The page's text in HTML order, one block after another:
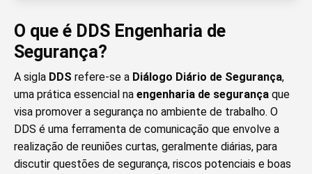
O que é DDS Engenharia de
Segurança?
A sigla DDS refere-se a Diálogo Diário de Segurança,
uma prática essencial na engenharia de segurança que
visa promover a segurança no ambiente de trabalho. O
DDS é uma ferramenta de comunicação que envolve a
realização de reuniões curtas, geralmente diárias, para
discutir questões de segurança, riscos potenciais e boas